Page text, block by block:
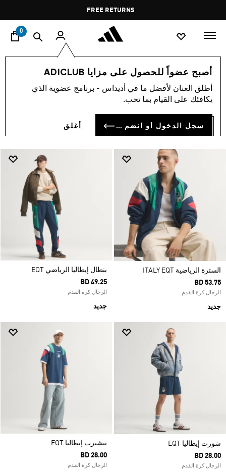
Pause
promotion
rotation
FREE RETURNS
0
أصبح عضواً للحصول على مزايا ADICLUB
أطلق العنان لأفضل ما في أديداس - برنامج عضوية الذي
يكافئك على القيام بما تحب.
سجل الدخول أو انضم الآن أغلق
تشكيلات EQT
EQT (26)
السترة الرياضية ITALY EQT
BD 53.75
الرجال كرة القدم
جديد
بنطال إيطاليا الرياضي EQT
BD 49.25
الرجال كرة القدم
جديد
شورت إيطاليا EQT
BD 28.00
الرجال كرة القدم
تيشيرت إيطاليا EQT
BD 28.00
الرجال كرة القدم